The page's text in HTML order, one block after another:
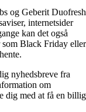
og Geberit Duofresh
internetsider
kan det også
som Black Friday eller
nyhedsbreve fra
om
dig med at få en billig